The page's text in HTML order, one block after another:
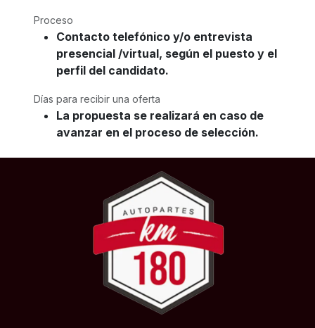
Proceso
Contacto telefónico y/o entrevista
presencial /virtual, según el puesto y el
perfil del candidato.
Días para recibir una oferta
La propuesta se realizará en caso de
avanzar en el proceso de selección.